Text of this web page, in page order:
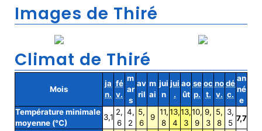
Images de Thiré
Climat de Thiré
Mois
ja
n.
fé
v.
m
ar
s
av
ril
m
ai
jui
n
jui
.
ao
ût
se
p.
oc
t.
no
v.
dé
c.
an
né
e
Température minimale
moyenne (°C)
3,1
2,
6
4,
2
5,
6
9
11,
8
13,
4
13,
3
10,
9
9,
3
5,
8
3,
5 7,7